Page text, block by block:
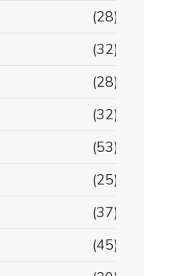
(28)
(32)
(28)
(32)
(53)
(25)
(37)
(45)